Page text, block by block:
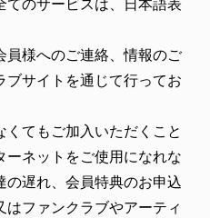
てのサービスは、日本語表
員様へのご連絡、情報のご
ブサイトを通じて行ってお
くてもご加入いただくこと
ーネットをご使用になれな
の遅れ、会員特典のお申込
はファンクラブやアーティ